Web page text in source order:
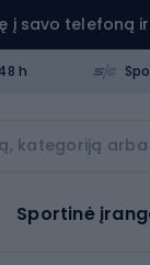
į savo telefoną
h
Sportinė